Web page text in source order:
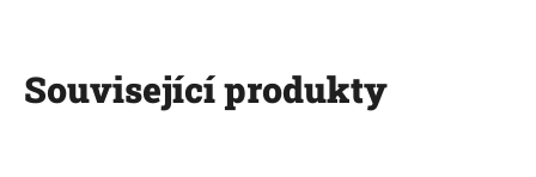
Související produkty